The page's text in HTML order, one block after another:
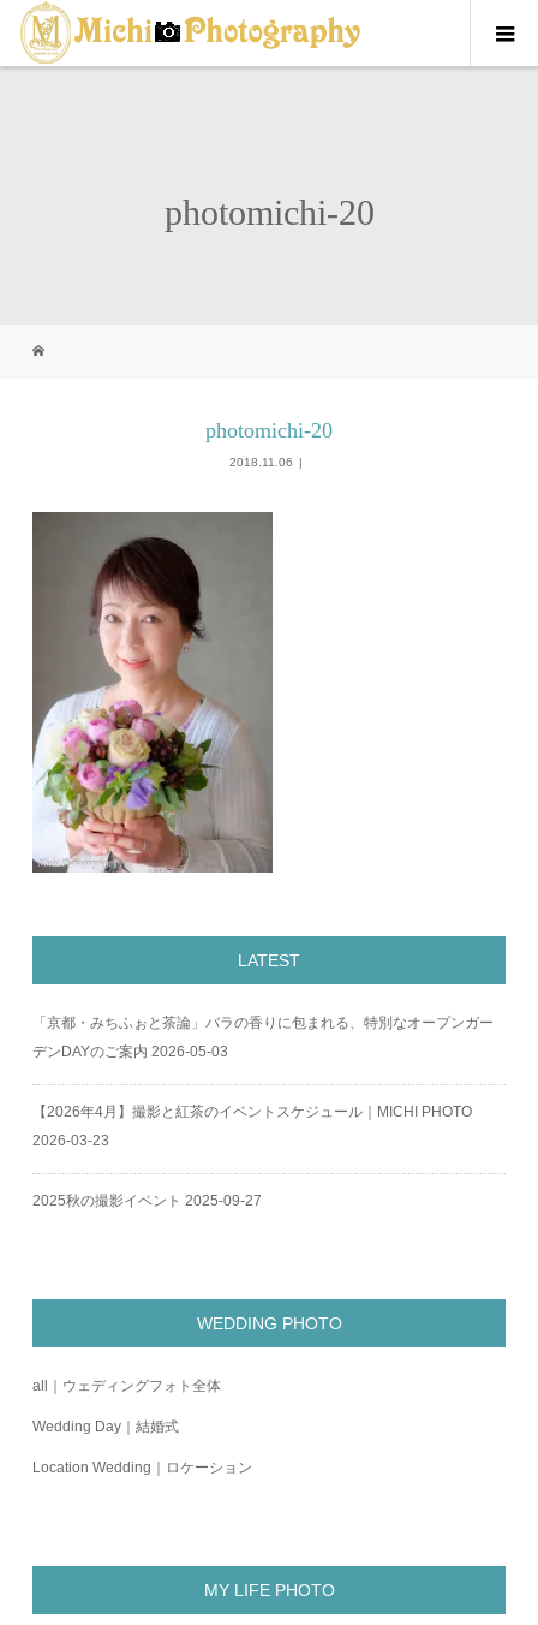
photomichi-20
photomichi-20
2018.11.06
LATEST
「京都・みちふぉと茶論」バラの香りに包まれる、特別なオープンガー
デンDAYのご案内 2026-05-03
【2026年4月】撮影と紅茶のイベントスケジュール｜MICHI PHOTO
2026-03-23
2025秋の撮影イベント 2025-09-27
WEDDING PHOTO
all｜ウェディングフォト全体
Wedding Day｜結婚式
Location Wedding｜ロケーション
MY LIFE PHOTO